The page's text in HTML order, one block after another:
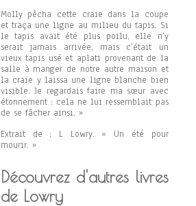
Molly pêcha cette craie dans la coupe
et traça une ligne au milieu du tapis. Si
le tapis avait été plus poilu, elle n’y
serait jamais arrivée, mais c’était un
vieux tapis usé et aplati provenant de la
salle à manger de notre autre maison et
la craie y laissa une ligne blanche bien
visible. Je regardais faire ma sœur avec
étonnement : cela ne lui ressemblait pas
de se fâcher ainsi. »
Extrait de : L Lowry. « Un été pour
mourir. »
Découvrez d'autres livres
de Lowry